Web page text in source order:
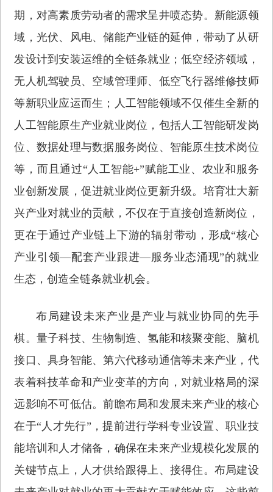
期，对高素质劳动者的需求呈井喷态势。新能源领
域，光伏、风电、储能产业链的延伸，带动了从研
发设计到安装运维的全链条就业；低空经济领域，
无人机驾驶员、空域管理师、低空飞行器维修技师
等新职业应运而生；人工智能领域不仅催生全新的
人工智能原生产业就业岗位，包括人工智能研发岗
位、数据处理与数据服务岗位、智能原生技术岗位
等，而且通过“人工智能+”赋能工业、农业和服务
业创新发展，促进就业岗位更新升级。培育壮大新
兴产业对就业的贡献，不仅在于直接创造新岗位，
更在于通过产业链上下游的辐射带动，形成“核心
产业引领—配套产业跟进—服务业态涌现”的就业
生态，创造全链条就业机会。
布局建设未来产业是产业与就业协同的先手
棋。量子科技、生物制造、氢能和核聚变能、脑机
接口、具身智能、第六代移动通信等未来产业，代
表着科技革命和产业变革的方向，对就业格局的深
远影响不可低估。前瞻布局和发展未来产业的核心
在于“人才先行”，提前进行学科专业设置、职业技
能培训和人才储备，确保在未来产业规模化发展的
关键节点上，人才供给跟得上、接得住。布局建设